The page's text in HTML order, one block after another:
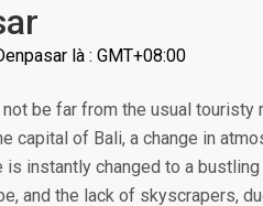
là : GMT+08:00
not be far from the usual
capital of Bali, a change in
instantly changed to a
and the lack of skyscrapers,